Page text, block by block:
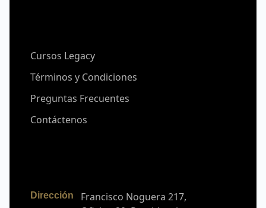
Cursos Legacy
Términos y Condiciones
Preguntas Frecuentes
Contáctenos
Dirección
Francisco Noguera 217,